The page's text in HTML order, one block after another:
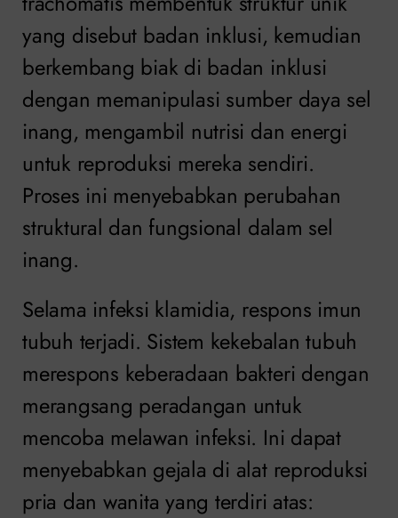
yang disebut badan inklusi, kemudian
berkembang biak di badan inklusi
dengan memanipulasi sumber daya sel
inang, mengambil nutrisi dan energi
untuk reproduksi mereka sendiri.
Proses ini menyebabkan perubahan
struktural dan fungsional dalam sel
inang.
Selama infeksi klamidia, respons imun
tubuh terjadi. Sistem kekebalan tubuh
merespons keberadaan bakteri dengan
merangsang peradangan untuk
mencoba melawan infeksi. Ini dapat
menyebabkan gejala di alat reproduksi
pria dan wanita yang terdiri atas: